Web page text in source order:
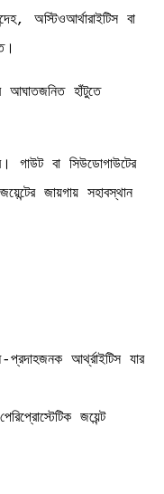
অস্টিওআর্থারাইটিস বা
আঘাতজনিত হাঁটুতে
গাউট বা সিউডোগাউটের
জায়গায় সহাবস্থান
আর্থ্রাইটিস যার
জয়েন্ট